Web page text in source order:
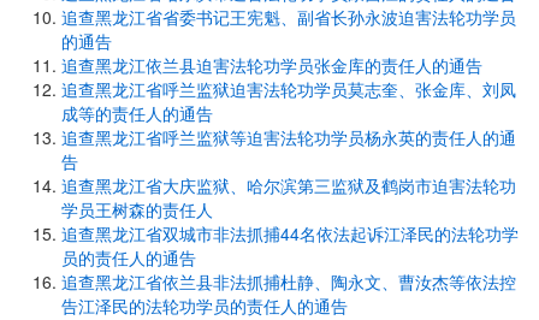
追查黑龙江省省委书记王宪魁、副省长孙永波迫害法轮功学员
的通告
追查黑龙江依兰县迫害法轮功学员张金库的责任人的通告
追查黑龙江省呼兰监狱迫害法轮功学员莫志奎、张金库、刘凤
成等的责任人的通告
追查黑龙江省呼兰监狱等迫害法轮功学员杨永英的责任人的通
告
追查黑龙江省大庆监狱、哈尔滨第三监狱及鹤岗市迫害法轮功
学员王树森的责任人
追查黑龙江省双城市非法抓捕44名依法起诉江泽民的法轮功学
员的责任人的通告
追查黑龙江省依兰县非法抓捕杜静、陶永文、曹汝杰等依法控
告江泽民的法轮功学员的责任人的通告